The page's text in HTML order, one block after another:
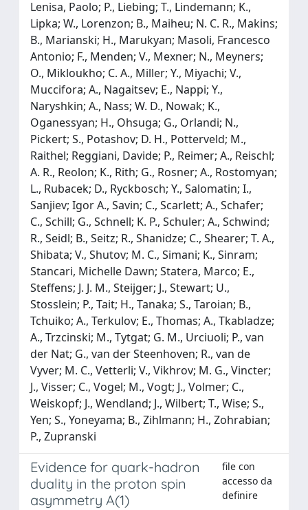
Lenisa, Paolo; P., Liebing; T., Lindemann; K.,
Lipka; W., Lorenzon; B., Maiheu; N. C. R., Makins;
B., Marianski; H., Marukyan; Masoli, Francesco
Antonio; F., Menden; V., Mexner; N., Meyners;
O., Mikloukho; C. A., Miller; Y., Miyachi; V.,
Muccifora; A., Nagaitsev; E., Nappi; Y.,
Naryshkin; A., Nass; W. D., Nowak; K.,
Oganessyan; H., Ohsuga; G., Orlandi; N.,
Pickert; S., Potashov; D. H., Potterveld; M.,
Raithel; Reggiani, Davide; P., Reimer; A., Reischl;
A. R., Reolon; K., Rith; G., Rosner; A., Rostomyan;
L., Rubacek; D., Ryckbosch; Y., Salomatin; I.,
Sanjiev; Igor A., Savin; C., Scarlett; A., Schafer;
C., Schill; G., Schnell; K. P., Schuler; A., Schwind;
R., Seidl; B., Seitz; R., Shanidze; C., Shearer; T. A.,
Shibata; V., Shutov; M. C., Simani; K., Sinram;
Stancari, Michelle Dawn; Statera, Marco; E.,
Steffens; J. J. M., Steijger; J., Stewart; U.,
Stosslein; P., Tait; H., Tanaka; S., Taroian; B.,
Tchuiko; A., Terkulov; E., Thomas; A., Tkabladze;
A., Trzcinski; M., Tytgat; G. M., Urciuoli; P., van
der Nat; G., van der Steenhoven; R., van de
Vyver; M. C., Vetterli; V., Vikhrov; M. G., Vincter;
J., Visser; C., Vogel; M., Vogt; J., Volmer; C.,
Weiskopf; J., Wendland; J., Wilbert; T., Wise; S.,
Yen; S., Yoneyama; B., Zihlmann; H., Zohrabian;
P., Zupranski
Evidence for quark-hadron
duality in the proton spin
asymmetry A(1)
file con
accesso da
definire